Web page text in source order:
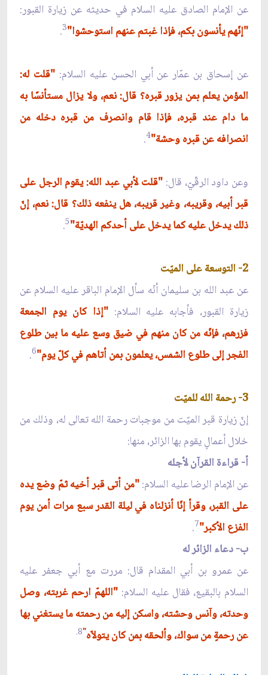
عن الإمام الصادق عليه السلام في حديثه عن زيارة القبور:
"إنّهم يأنسون بكم، فإذا غبتم عنهم استوحشوا"3
.
عن إسحاق بن عمّار عن أبي الحسن عليه السلام:"قلت له:
المؤمن يعلم بمن يزور قبره؟ قال: نعم، ولا يزال مستأنسًا به
ما دام عند قبره، فإذا قام وانصرف من قبره دخله من
انصرافه عن قبره وحشة"4
.
وعن داود الرقّيّ، قال:"قلت لأبي عبد الله: يقوم الرجل على
قبر أبيه، وقريبه، وغير قريبه، هل ينفعه ذلك؟ قال: نعم، إنّ
ذلك يدخل عليه كما يدخل على أحدكم الهديّة"5
.
2- التوسعة على الميّت
عن عبد الله بن سليمان أنّه سأل الإمام الباقر عليه السلام عن
زيارة القبور، فأجابه عليه السلام:"إذا كان يوم الجمعة
فزرهم، فإنّه من كان منهم في ضيق وسع عليه ما بين طلوع
الفجر إلى طلوع الشمس، يعلمون بمن أتاهم في كلّ يوم"6
.
3- رحمة الله للميّت
إنّ زيارة قبر الميّت من موجبات رحمة الله تعالى له، وذلك من
خلال أعمالٍ يقوم بها الزائر، منها:
أ- قراءة القرآن لأجله
عن الإمام الرضا عليه السلام:"من أتى قبر أخيه ثمّ وضع يده
على القبر، وقرأ إنّا أنزلناه في ليلة القدر سبع مرات أمن يوم
الفزع الأكبر"7
.
ب- دعاء الزائر له
عن عمرو بن أبي المقدام قال: مررت مع أبي جعفر عليه
السلام بالبقيع، فقال عليه السلام: "اللهمّ ارحم غربته، وصل
وحدته، وآنس وحشته، واسكن إليه من رحمته ما يستغني بها
عن رحمةٍ من سواك، وألحقه بمن كان يتولاّه"
8.